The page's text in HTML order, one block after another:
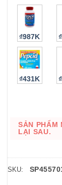
₫987K
₫431K
SẢN PHẨM
LẠI SAU.
SKU: